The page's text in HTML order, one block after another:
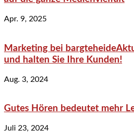
Apr. 9, 2025
Marketing bei
und halten Sie Ihre Kunden!
Aug. 3, 2024
Gutes Hören bedeutet mehr
Juli 23, 2024